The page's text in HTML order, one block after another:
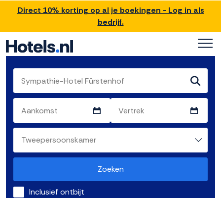
Direct 10% korting op al je boekingen - Log in als
bedrijf.
Zoeken
Inclusief ontbijt